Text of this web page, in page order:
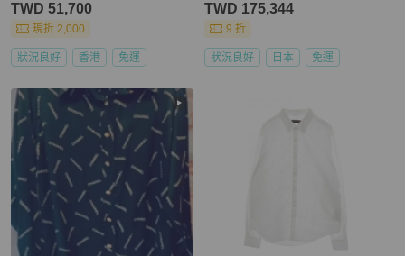
TWD 51,700
現折 2,000
狀況良好 香港 免運
TWD 175,344
9 折
狀況良好 日本 免運